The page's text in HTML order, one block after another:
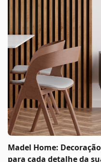
Madel Home:
para cada detalhe da